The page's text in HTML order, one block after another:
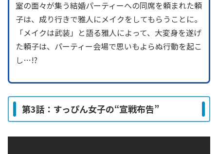
室の面々が集う結婚パーティーへの同席を頼まれた頼
子は、成り行きで雅人にメイクをしてもらうことに。
「メイクは武装」と語る雅人によって、大変身を遂げ
た頼子は、パーティー会場で思いもよらぬ行動を起こ
し…!?
第3話：すっぴん女子の“宣戦布告”